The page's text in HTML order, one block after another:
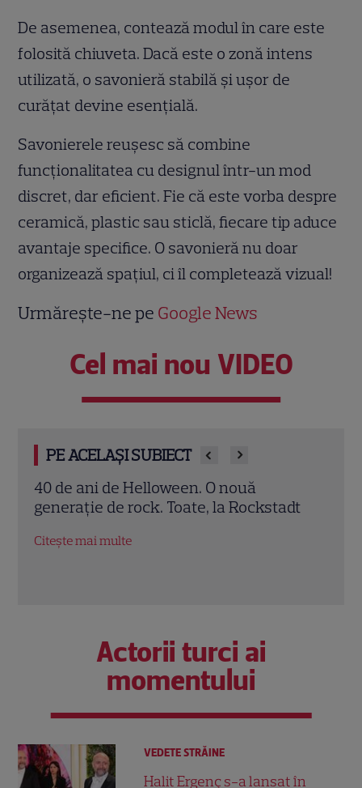
De asemenea, contează modul în care este
folosită chiuveta. Dacă este o zonă intens
utilizată, o savonieră stabilă și ușor de
curățat devine esențială.
Savonierele reușesc să combine
funcționalitatea cu designul într-un mod
discret, dar eficient. Fie că este vorba despre
ceramică, plastic sau sticlă, fiecare tip aduce
avantaje specifice. O savonieră nu doar
organizează spațiul, ci îl completează vizual!
Urmărește-ne pe Google News
Cel mai nou VIDEO
PE ACELAȘI SUBIECT
3 metode să obții un zâmbet de vedetă
Citește mai multe
Actorii turci ai
momentului
VEDETE STRĂINE
Halit Ergenç s-a lansat în